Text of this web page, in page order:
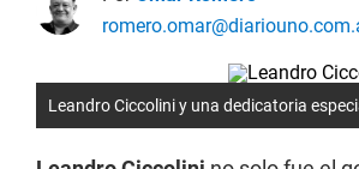
Leandro Ciccolini y una dedicatoria